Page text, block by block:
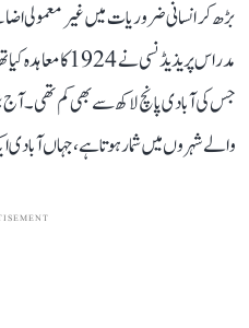
بڑھ کر انسانی ضروریات میں غیر معمولی
مدراس پریذیڈنسی
جس کی آبادی پانچ لاکھ سے بھی کم تھی۔ آج
والے شہروں میں شمار ہوتا ہے، جہاں